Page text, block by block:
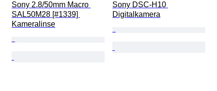
Sony 2.8/50mm Macro
SAL50M28 [#1339]
Kameralinse
Sony DSC-H10
Digitalkamera